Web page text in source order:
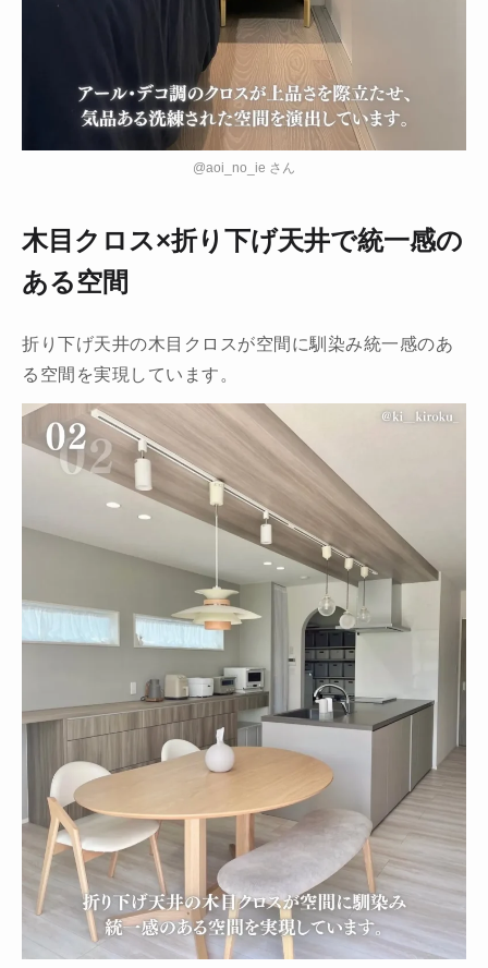
@aoi_no_ie さん
木目クロス×折り下げ天井で統一感の
ある空間
折り下げ天井の木目クロスが空間に馴染み統一感のあ
る空間を実現しています。